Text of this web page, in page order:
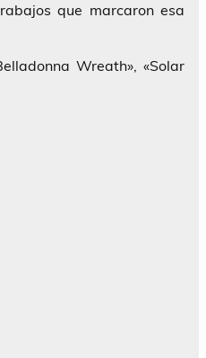
que marcaron esa
Wreath», «Solar